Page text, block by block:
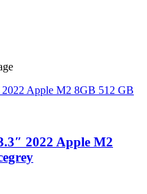
2022 Apple M2